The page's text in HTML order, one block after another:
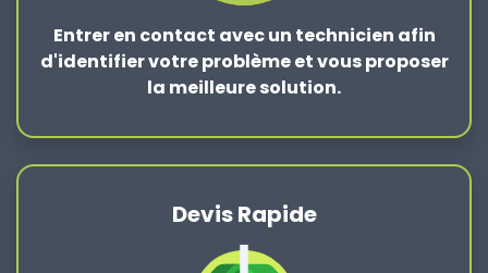
Entrer en contact avec un technicien afin
d'identifier votre problème et vous proposer
la meilleure solution.
Devis Rapide